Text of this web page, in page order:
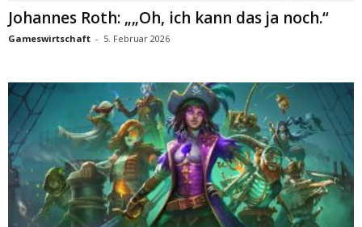
Johannes Roth: „„Oh, ich kann das ja noch.“
Gameswirtschaft - 5. Februar 2026